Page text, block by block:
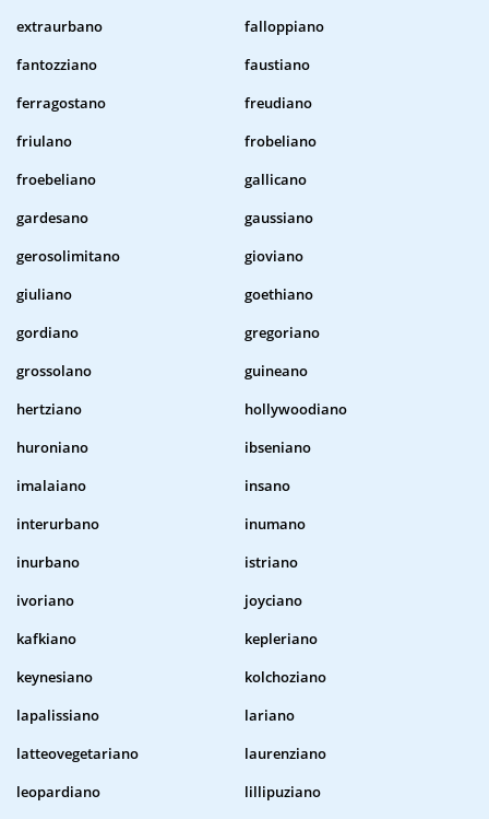
extraurbano
falloppiano
fantozziano
faustiano
ferragostano
freudiano
friulano
frobeliano
froebeliano
gallicano
gardesano
gaussiano
gerosolimitano
gioviano
giuliano
goethiano
gordiano
gregoriano
grossolano
guineano
hertziano
hollywoodiano
huroniano
ibseniano
imalaiano
insano
interurbano
inumano
inurbano
istriano
ivoriano
joyciano
kafkiano
kepleriano
keynesiano
kolchoziano
lapalissiano
lariano
latteovegetariano
laurenziano
leopardiano
lillipuziano